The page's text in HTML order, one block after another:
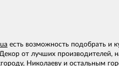
есть возможность подобрать и
от лучших производителей,
Николаеву и остальным